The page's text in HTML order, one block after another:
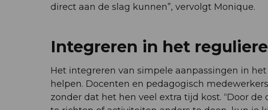
direct aan de slag kunnen”, vervolgt Monique.
Integreren in het
Het integreren van simpele aanpassingen in
helpen. Docenten en pedagogisch
zonder dat het hen veel extra tijd kost. “Door